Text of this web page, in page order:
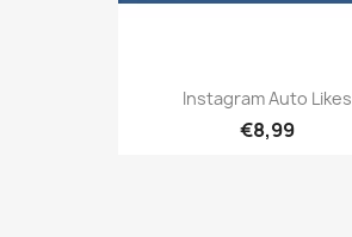
Instagram Auto Likes
€8,99